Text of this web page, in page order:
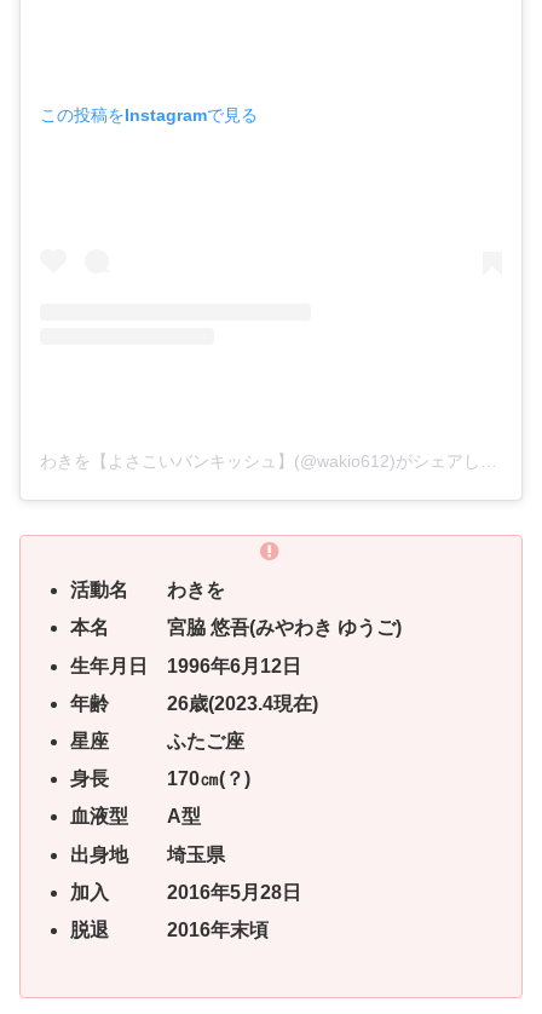
この投稿をInstagramで見る
わきを【よさこいバンキッシュ】(@wakio612)がシェアした投稿
活動名 わきを
本名 宮脇 悠吾(みやわき ゆうご)
生年月日 1996年6月12日
年齢 26歳(2023.4現在)
星座 ふたご座
身長 170㎝(？)
血液型 A型
出身地 埼玉県
加入 2016年5月28日
脱退 2016年末頃